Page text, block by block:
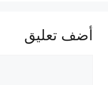
أضف تعليق